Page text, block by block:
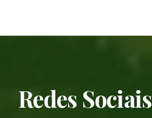
Redes Sociais